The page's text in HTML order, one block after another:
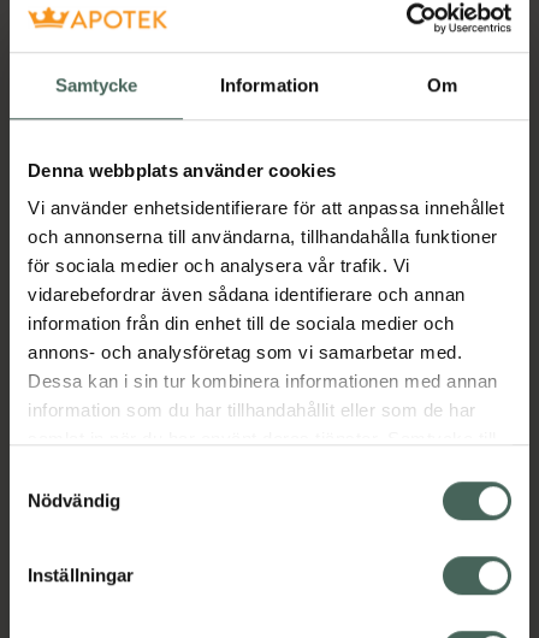
Samtycke Information Om
Denna webbplats använder cookies
Vi använder enhetsidentifierare för att anpassa innehållet
och annonserna till användarna, tillhandahålla funktioner
för sociala medier och analysera vår trafik. Vi
vidarebefordrar även sådana identifierare och annan
information från din enhet till de sociala medier och
annons- och analysföretag som vi samarbetar med.
Dessa kan i sin tur kombinera informationen med annan
information som du har tillhandahållit eller som de har
återkalla ditt samtycke via webbplatsens
cookieinställningar. Ett återkallat samtycke påverkar inte
lagligheten av behandling som skett innan återkallelsen.
Nödvändig
Inställningar
Köp via ditt recept
Beskrivning Dölj
Läs alltid bipacksedeln innan
användning.
EAN:05060147020151
Visa